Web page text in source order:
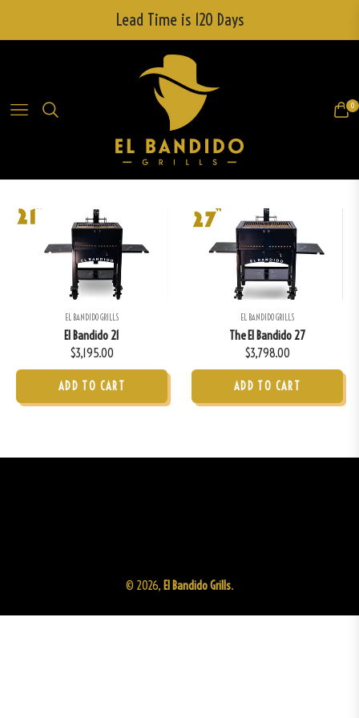
Lead Time is 120 Days
Navigation Cart
0
EL BANDIDO GRILLS
El Bandido 21
Regular
price
$3,195.00
ADD TO CART
EL BANDIDO GRILLS
The El Bandido 27
Regular
price
$3,798.00
ADD TO CART
© 2026, El Bandido Grills.